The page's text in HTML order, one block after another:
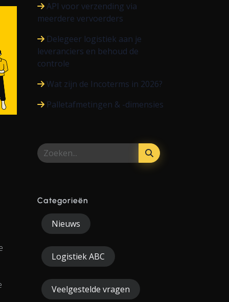
API voor verzending via
meerdere vervoerders
Delegeer logistiek aan je
leveranciers en behoud de
controle
Wat zijn de Incoterms in 2026?
Palletafmetingen & -dimensies
Categorieën
Nieuws
Logistiek ABC
Veelgestelde vragen